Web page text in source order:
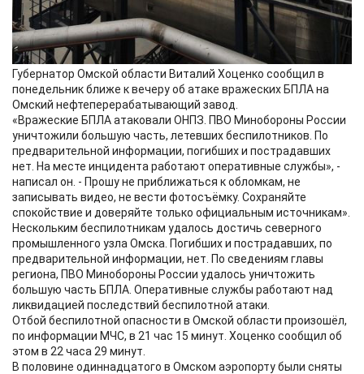
Губернатор Омской области Виталий Хоценко сообщил в
понедельник ближе к вечеру об атаке вражеских БПЛА на
Омский нефтеперерабатывающий завод.
«Вражеские БПЛА атаковали ОНПЗ. ПВО Минобороны России
уничтожили большую часть, летевших беспилотников. По
предварительной информации, погибших и пострадавших
нет. На месте инцидента работают оперативные службы», -
написал он. - Прошу не приближаться к обломкам, не
записывать видео, не вести фотосъёмку. Сохраняйте
спокойствие и доверяйте только официальным источникам».
Нескольким беспилотникам удалось достичь северного
промышленного узла Омска. Погибших и пострадавших, по
предварительной информации, нет. По сведениям главы
региона, ПВО Минобороны России удалось уничтожить
большую часть БПЛА. Оперативные службы работают над
ликвидацией последствий беспилотной атаки.
Отбой беспилотной опасности в Омской области произошёл,
по информации МЧС, в 21 час 15 минут. Хоценко сообщил об
этом в 22 часа 29 минут.
В половине одиннадцатого в Омском аэропорту были сняты